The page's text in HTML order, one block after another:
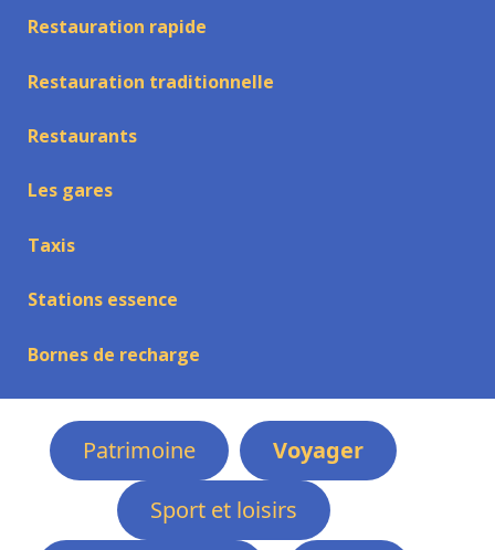
Restauration rapide
Restauration traditionnelle
Restaurants
Les gares
Taxis
Stations essence
Bornes de recharge
Patrimoine
Voyager
Sport et loisirs